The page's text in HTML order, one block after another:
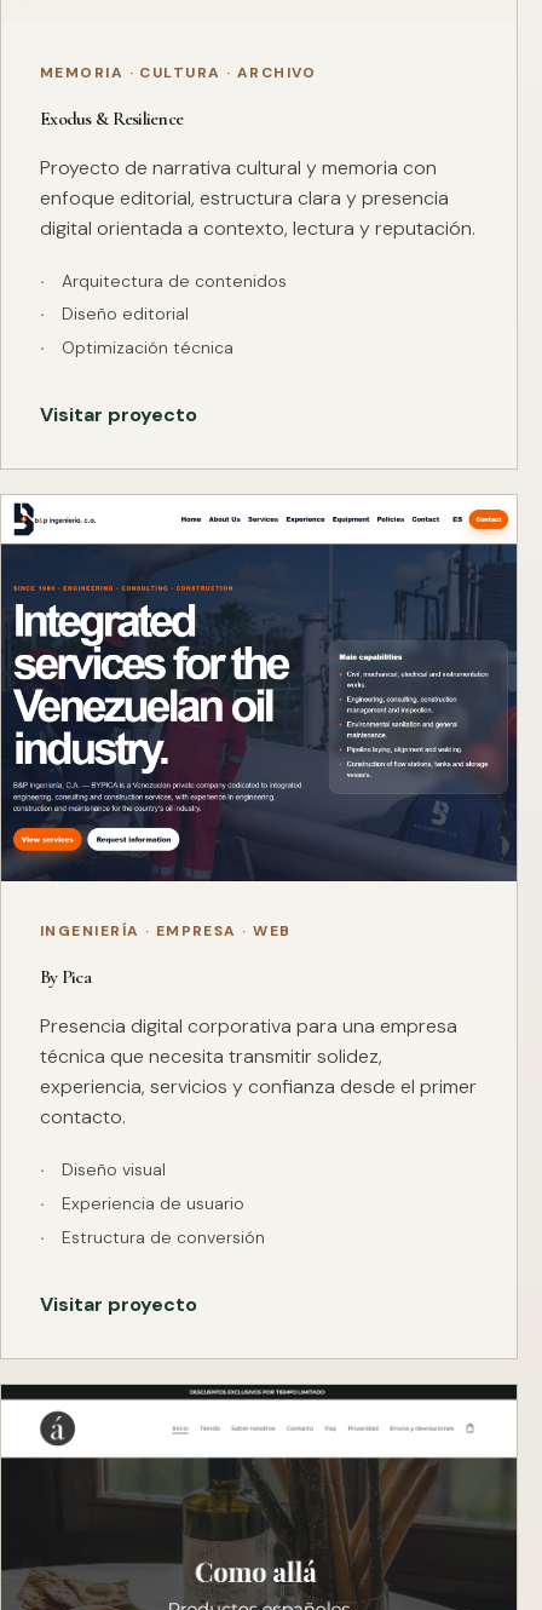
MEMORIA · CULTURA · ARCHIVO
Exodus & Resilience
Proyecto de narrativa cultural y memoria con
enfoque editorial, estructura clara y presencia
digital orientada a contexto, lectura y reputación.
Arquitectura de contenidos
Diseño editorial
Optimización técnica
Visitar proyecto
INGENIERÍA · EMPRESA · WEB
By Pica
Presencia digital corporativa para una empresa
técnica que necesita transmitir solidez,
experiencia, servicios y confianza desde el primer
contacto.
Diseño visual
Experiencia de usuario
Estructura de conversión
Visitar proyecto